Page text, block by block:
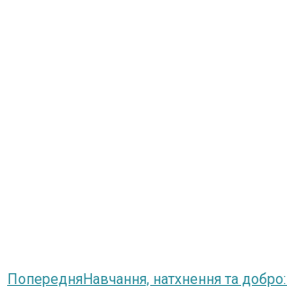
ПопередняНавчання, натхнення та